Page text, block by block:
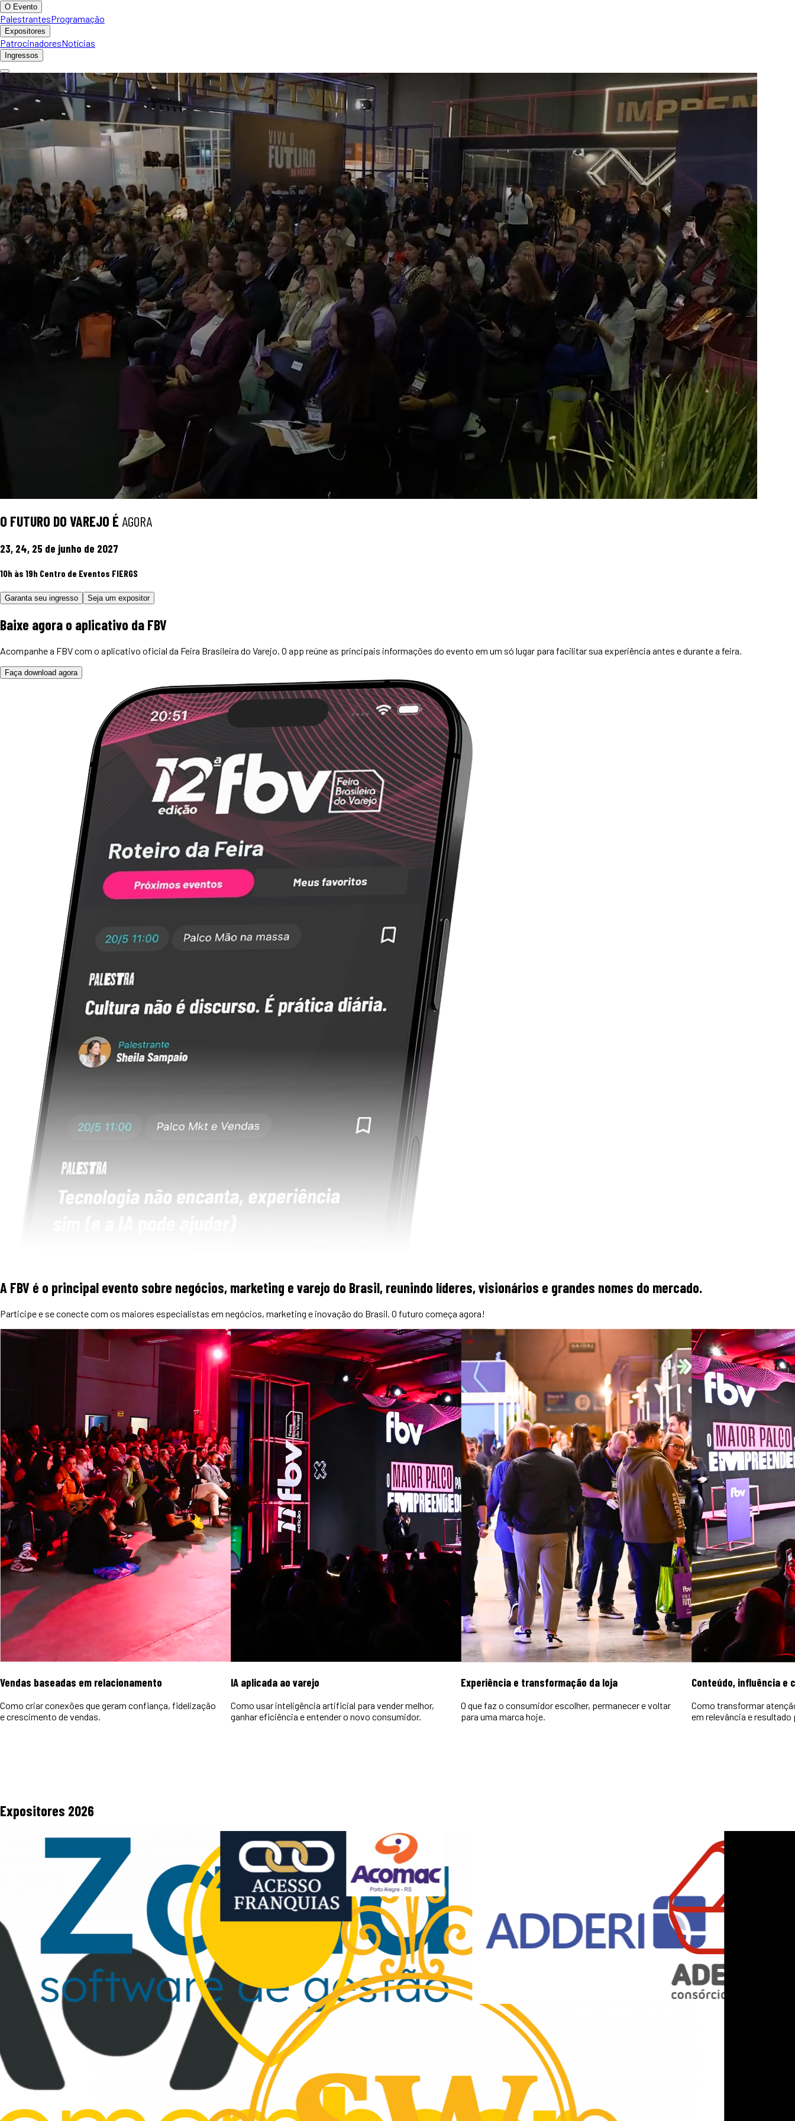
O Evento
PalestrantesProgramação
Expositores
PatrocinadoresNotícias
Ingressos
O FUTURO DO VAREJO É AGORA
23, 24, 25 de junho de 2027
10h às 19h Centro de Eventos FIERGS
Garanta seu ingresso Seja um expositor
Baixe agora o aplicativo da FBV
Acompanhe a FBV com o aplicativo oficial da Feira Brasileira do Varejo. O app reúne as principais informações do evento em um só lugar para facilitar sua experiência antes e durante a feira.
Faça download agora
A FBV é o principal evento sobre negócios, marketing e varejo do Brasil, reunindo líderes, visionários e grandes nomes do mercado.
Participe e se conecte com os maiores especialistas em negócios, marketing e inovação do Brasil. O futuro começa agora!
Vendas baseadas em relacionamento
Como criar conexões que geram confiança, fidelização
e crescimento de vendas.
IA aplicada ao varejo
Como usar inteligência artificial para vender melhor,
ganhar eficiência e entender o novo consumidor.
Experiência e transformação da loja
O que faz o consumidor escolher, permanecer e voltar
para uma marca hoje.
Conteúdo, influência e
Como transformar
em relevância e resultado
Expositores 2026